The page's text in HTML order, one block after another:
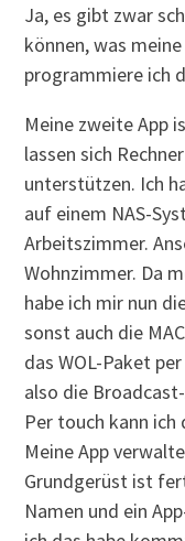
Ja, es gibt zwar
können, was
programmiere ich
Meine zweite App
lassen sich
unterstützen. Ich
auf einem NAS-
Arbeitszimmer.
Wohnzimmer. Da
habe ich mir nun
sonst auch die
das WOL-Paket
also die
Per touch kann ich
Meine App
Grundgerüst ist
Namen und ein